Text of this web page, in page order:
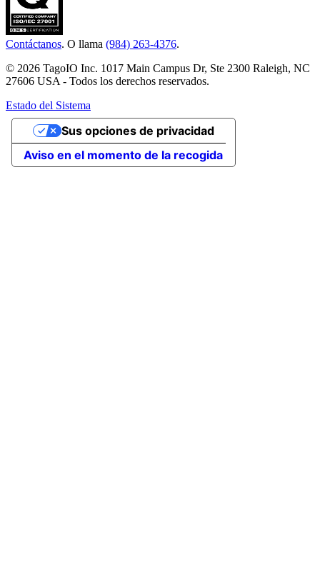
Contáctanos. O llama (984) 263-4376.
© 2026 TagoIO Inc. 1017 Main Campus Dr, Ste 2300 Raleigh, NC
27606 USA - Todos los derechos reservados.
Estado del Sistema
Aviso en el momento de la recogida
Sus opciones de privacidad